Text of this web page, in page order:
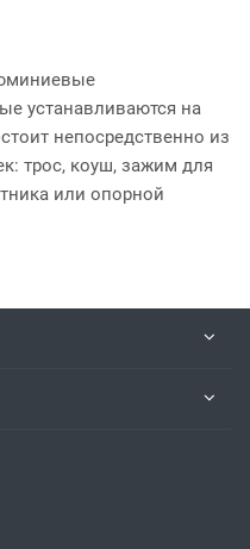
устанавливаются на
непосредственно из
трос, коуш, зажим для
или опорной